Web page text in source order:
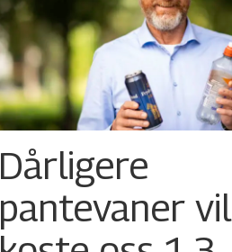
Dårligere
pantevaner vil